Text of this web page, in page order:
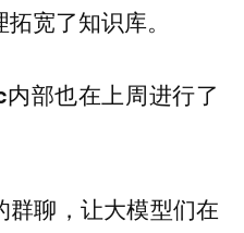
宽了知识库。
部也在上周进行了
聊，让大模型们在